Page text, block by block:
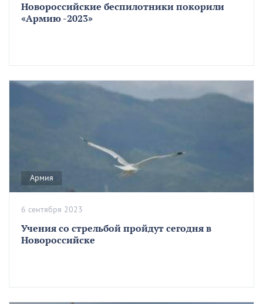
Новороссийские беспилотники покорили
«Армию -2023»
Армия
Учения со стрельбой пройдут сегодня в
Новороссийске
6 сентября 2023